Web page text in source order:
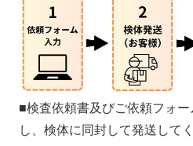
■検査依頼書及びご依頼フォ
し、検体に同封して発送してく